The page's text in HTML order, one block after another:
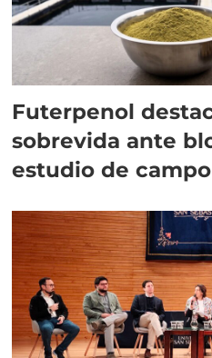
Futerpenol
sobrevida ante
estudio de campo